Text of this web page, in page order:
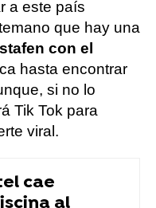
a este país
que hay una
con el
hasta encontrar
si no lo
Tik Tok para
viral.
cae
al